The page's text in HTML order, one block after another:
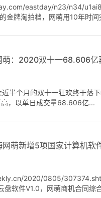
eastday/n23/n34/
金牌淘拍档，网萌用10年时
萌：2020双十一68.606亿
半个月的双十一狂欢终于落
，以单日成交量68.606亿...
网萌新增5项国家计算机软
2020/0805/
盘软件V1.0，网萌商机合同综